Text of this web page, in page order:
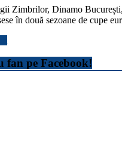
Zimbrilor, Dinamo
în două sezoane de cupe
fan pe Facebook!